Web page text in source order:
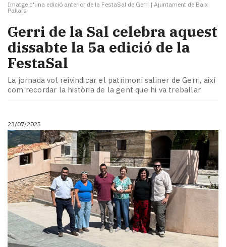
Imatge d'una edició anterior de la FestaSal de Gerri | Ajuntament de Baix
Pallars
Gerri de la Sal celebra aquest
dissabte la 5a edició de la
FestaSal
La jornada vol reivindicar el patrimoni saliner de Gerri, així
com recordar la història de la gent que hi va treballar
23/07/2025